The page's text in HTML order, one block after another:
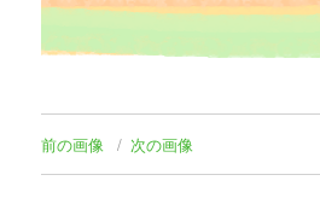
前の画像 次の画像